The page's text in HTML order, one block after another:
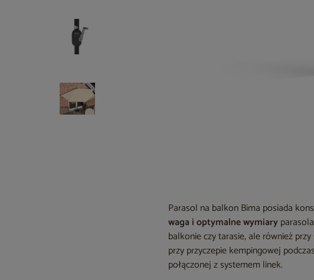
Parasol na balkon Bima posiada
waga i optymalne wymiary
balkonie czy tarasie, ale również
przy przyczepie kempingowej
połączonej z systemem linek.